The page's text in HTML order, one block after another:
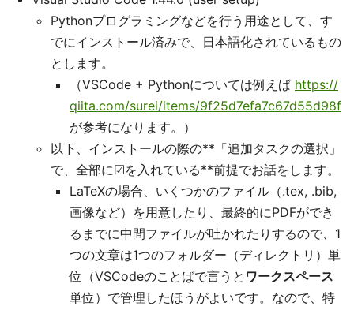
Pythonプログラミングなどを行う用途として、す
でにインストール済みで、日本語化されているもの
とします。
（VSCode + Pythonについては例えば https://
qiita.com/surei/items/9f25d7efa7c67d55d98f
が参考になります。）
以下、インストールの際の**「追加タスクの選択」
で、全部に☑を入れている**前提でお話をします。
LaTeXの場合、いくつかのファイル（.tex, .bib,
画像など）を用意したり、最終的にPDFができ
るまでに中間ファイルが吐かれたりするので、1
つの文章は1つのフォルダー（ディレクトリ）単
位（VSCodeのことばで言うと ワークスペース
単位）で管理したほうがよいです。なので、特